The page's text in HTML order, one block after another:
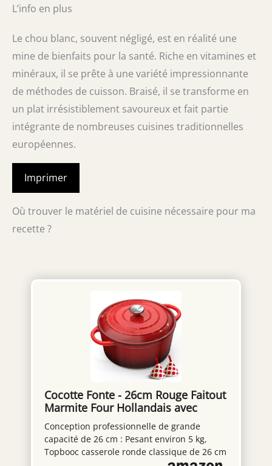
L’info en plus
Le chou blanc, souvent négligé, est en réalité une
mine de bienfaits pour la santé. Riche en vitamines et
minéraux, il se prête à une variété impressionnante
de méthodes de cuisson. Braisé, il se transforme en
un plat irrésistiblement savoureux et fait partie
intégrante de nombreuses cuisines traditionnelles
européennes.
Imprimer
Où trouver le matériel de cuisine nécessaire pour ma
recette ?
Cocotte Fonte - 26cm Rouge Faitout
Marmite Four Hollandais avec
Couvercle, Topbooc 5L Dutch Oven
Émaillée Compatible Induction,
Gaz, Four, Casserole pour Braiser
Ragoûts Rôtir Pain
Conception professionnelle de grande
capacité de 26 cm : Pesant environ 5 kg,
Topbooc casserole ronde classique de 26 cm